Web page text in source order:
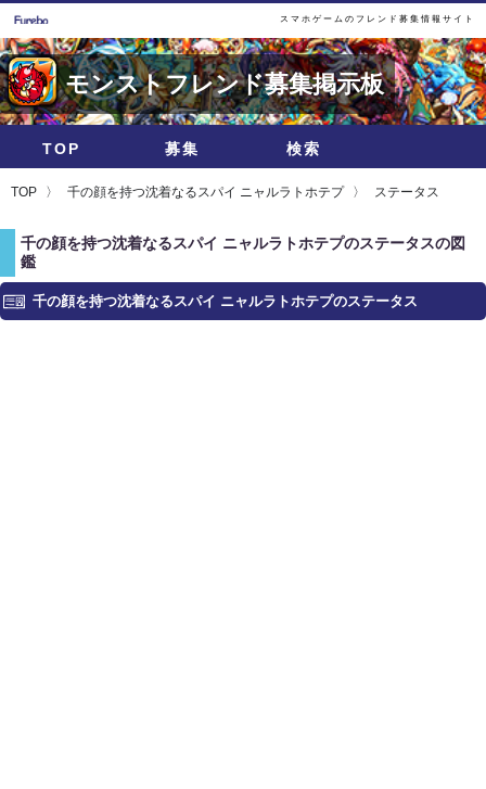
スマホゲームのフレンド募集情報サイト
モンストフレンド募集掲示板
TOP 募集 検索
TOP 千の顔を持つ沈着なるスパイ ニャルラトホテプ ステータス
千の顔を持つ沈着なるスパイ ニャルラトホテプのステータスの図
鑑
千の顔を持つ沈着なるスパイ ニャルラトホテプのステータス